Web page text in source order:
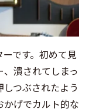
です。初めて見
潰されてしまっ
つぶされたよう
げでカルト的な